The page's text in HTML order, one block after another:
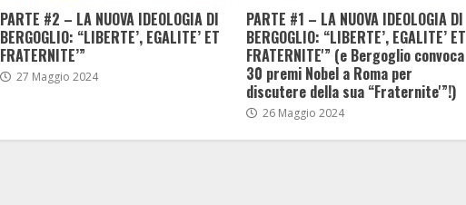
PARTE #2 – LA NUOVA IDEOLOGIA DI
BERGOGLIO: “LIBERTE’, EGALITE’ ET
FRATERNITE’”
27 Maggio 2024
PARTE #1 – LA NUOVA IDEOLOGIA DI
BERGOGLIO: “LIBERTE’, EGALITE’ ET
FRATERNITE'” (e Bergoglio convoca
30 premi Nobel a Roma per
discutere della sua “Fraternite'”!)
26 Maggio 2024